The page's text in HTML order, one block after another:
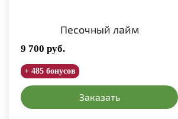
Песочный лайм
9 700 руб.
+ 485 бонусов
Заказать